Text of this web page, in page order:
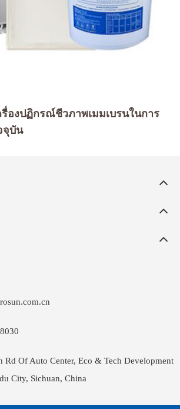
รื่องปฏิกรณ์ชีวภาพเมมเบรนในการ
จุบัน
Rd Of Auto Center, Eco & Tech Development
City, Sichuan, China